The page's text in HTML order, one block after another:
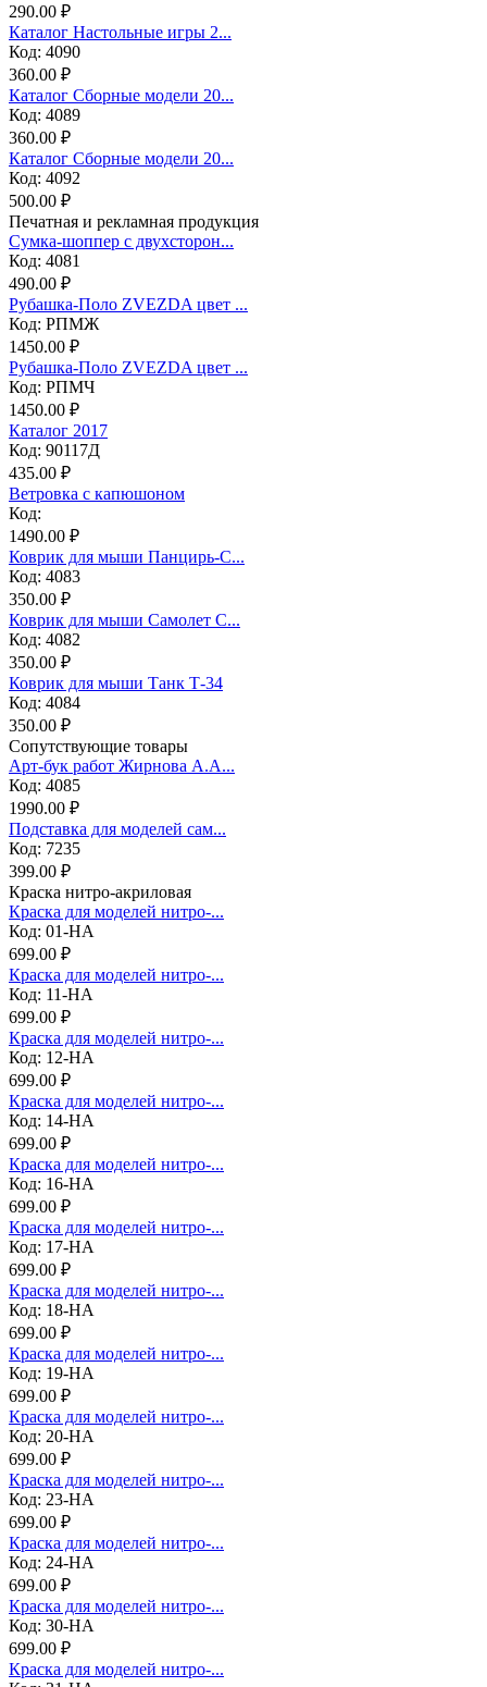
290.00 ₽
Каталог Настольные игры 2...
Код: 4090
360.00 ₽
Каталог Сборные модели 20...
Код: 4089
360.00 ₽
Каталог Сборные модели 20...
Код: 4092
500.00 ₽
Печатная и рекламная продукция
Сумка-шоппер с двухсторон...
Код: 4081
490.00 ₽
Рубашка-Поло ZVEZDA цвет ...
Код: РПМЖ
1450.00 ₽
Рубашка-Поло ZVEZDA цвет ...
Код: РПМЧ
1450.00 ₽
Каталог 2017
Код: 90117Д
435.00 ₽
Ветровка с капюшоном
Код:
1490.00 ₽
Коврик для мыши Панцирь-С...
Код: 4083
350.00 ₽
Коврик для мыши Самолет С...
Код: 4082
350.00 ₽
Коврик для мыши Танк Т-34
Код: 4084
350.00 ₽
Сопутствующие товары
Арт-бук работ Жирнова А.А...
Код: 4085
1990.00 ₽
Подставка для моделей сам...
Код: 7235
399.00 ₽
Краска нитро-акриловая
Краска для моделей нитро-...
Код: 01-НА
699.00 ₽
Краска для моделей нитро-...
Код: 11-НА
699.00 ₽
Краска для моделей нитро-...
Код: 12-НА
699.00 ₽
Краска для моделей нитро-...
Код: 14-НА
699.00 ₽
Краска для моделей нитро-...
Код: 16-НА
699.00 ₽
Краска для моделей нитро-...
Код: 17-НА
699.00 ₽
Краска для моделей нитро-...
Код: 18-НА
699.00 ₽
Краска для моделей нитро-...
Код: 19-НА
699.00 ₽
Краска для моделей нитро-...
Код: 20-НА
699.00 ₽
Краска для моделей нитро-...
Код: 23-НА
699.00 ₽
Краска для моделей нитро-...
Код: 24-НА
699.00 ₽
Краска для моделей нитро-...
Код: 30-НА
699.00 ₽
Краска для моделей нитро-...